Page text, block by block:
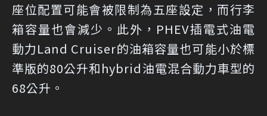
座位配置可能會被限制為五座設定，而行李
箱容量也會減少。此外，PHEV插電式油電
動力Land Cruiser的油箱容量也可能小於標
準版的80公升和hybrid油電混合動力車型的
68公升。